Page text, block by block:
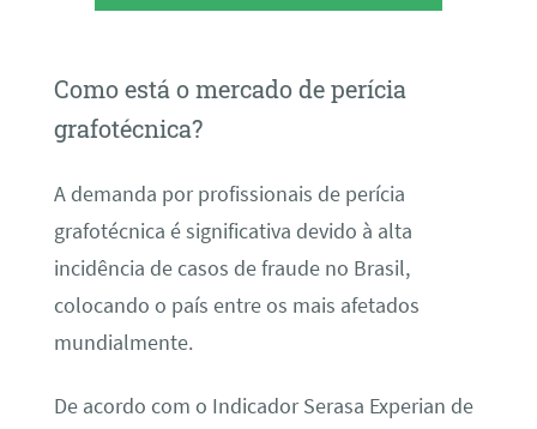
Como está o mercado de perícia
grafotécnica?
A demanda por profissionais de perícia
grafotécnica é significativa devido à alta
incidência de casos de fraude no Brasil,
colocando o país entre os mais afetados
mundialmente.
De acordo com o Indicador Serasa Experian de